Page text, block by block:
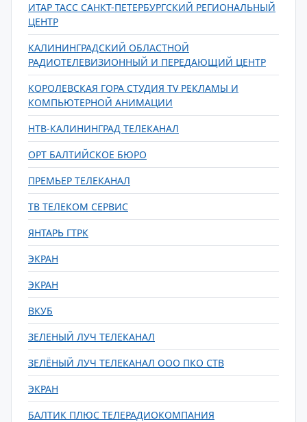
ИТАР ТАСС САНКТ-ПЕТЕРБУРГСКИЙ РЕГИОНАЛЬНЫЙ
ЦЕНТР
КАЛИНИНГРАДСКИЙ ОБЛАСТНОЙ
РАДИОТЕЛЕВИЗИОННЫЙ И ПЕРЕДАЮЩИЙ ЦЕНТР
КОРОЛЕВСКАЯ ГОРА СТУДИЯ TV РЕКЛАМЫ И
КОМПЬЮТЕРНОЙ АНИМАЦИИ
НТВ-КАЛИНИНГРАД ТЕЛЕКАНАЛ
ОРТ БАЛТИЙСКОЕ БЮРО
ПРЕМЬЕР ТЕЛЕКАНАЛ
ТВ ТЕЛЕКОМ СЕРВИС
ЯНТАРЬ ГТРК
ЭКРАН
ЭКРАН
ВКУБ
ЗЕЛЕНЫЙ ЛУЧ ТЕЛЕКАНАЛ
ЗЕЛЁНЫЙ ЛУЧ ТЕЛЕКАНАЛ ООО ПКО СТВ
ЭКРАН
БАЛТИК ПЛЮС ТЕЛЕРАДИОКОМПАНИЯ